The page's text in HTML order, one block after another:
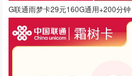
G联通雨梦卡29元160G通用+200分钟